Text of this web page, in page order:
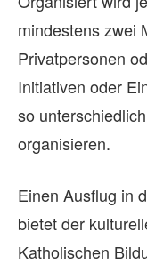
mindestens zwei
Privatpersonen
Initiativen oder
so
organisieren.
Einen Ausflug in
bietet der
Katholischen